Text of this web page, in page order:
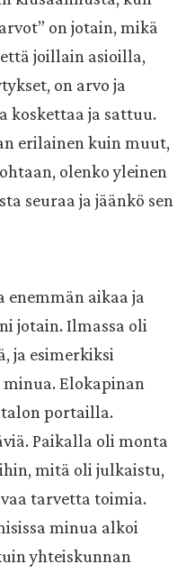
on jotain, mikä
joillain asioilla,
on arvo ja
koskettaa ja sattuu.
erilainen kuin muut,
olenko yleinen
seuraa ja jäänkö sen
enemmän aikaa ja
jotain. Ilmassa oli
ja esimerkiksi
Elokapinan
portailla.
Paikalla oli monta
mitä oli julkaistu,
tarvetta toimia.
minua alkoi
yhteiskunnan